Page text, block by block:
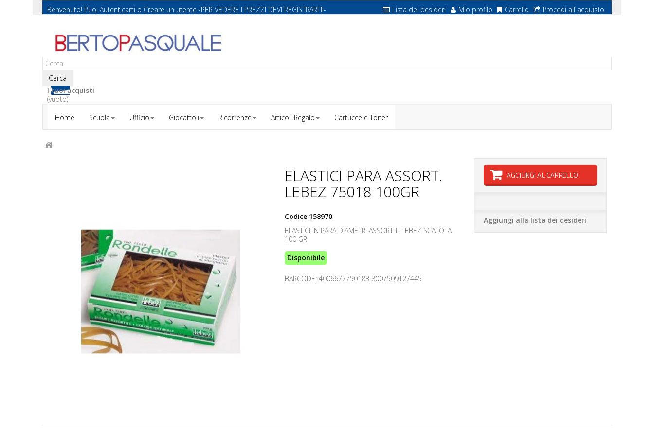
Benvenuto! Puoi Autenticarti o Creare un utente -PER VEDERE I PREZZI DEVI REGISTRARTI!- Lista dei desideri Mio profilo Carrello Procedi all acquisto
Cerca
I tuoi acquisti
(vuoto)
Home
Scuola Ufficio Giocattoli Ricorrenze Articoli Regalo Cartucce e Toner
ELASTICI PARA ASSORT.
LEBEZ 75018 100GR
Codice 158970
ELASTICI IN PARA DIAMETRI ASSORTITI LEBEZ SCATOLA
100 GR
Disponibile
BARCODE: 4006677750183 8007509127445
AGGIUNGI AL CARRELLO
Aggiungi alla lista dei desideri